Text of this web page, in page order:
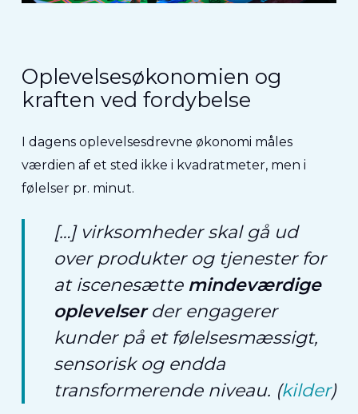
Oplevelsesøkonomien og
kraften ved fordybelse
I dagens oplevelsesdrevne økonomi måles
værdien af et sted ikke i kvadratmeter, men i
følelser pr. minut.
[…] virksomheder skal gå ud
over produkter og tjenester for
at iscenesættemindeværdige
oplevelserder engagerer
kunder på et følelsesmæssigt,
sensorisk og endda
transformerende niveau. (kilder)